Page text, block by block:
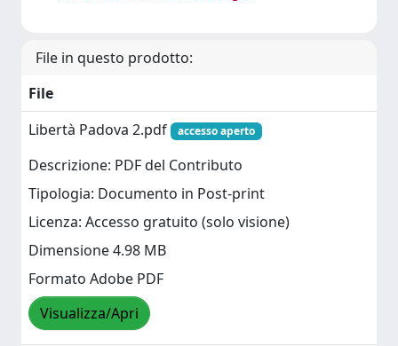
File in questo prodotto:
File
Libertà Padova 2.pdf
accesso aperto
Descrizione: PDF del Contributo
Tipologia: Documento in Post-print
Licenza: Accesso gratuito (solo visione)
Dimensione 4.98 MB
Formato Adobe PDF
Visualizza/Apri